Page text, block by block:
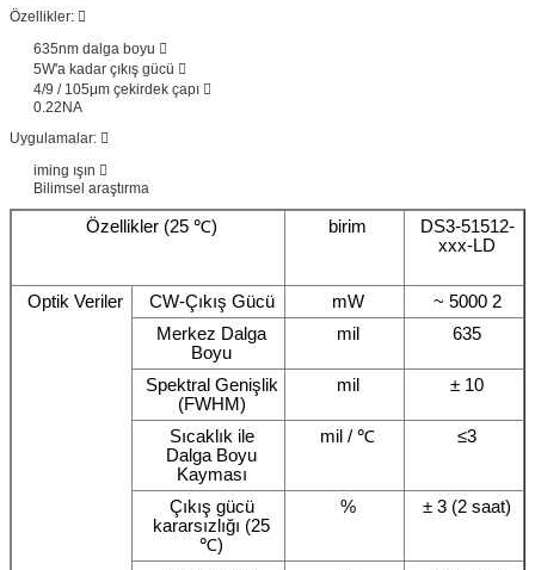
Özellikler: 
635nm dalga boyu 
5W'a kadar çıkış gücü 
4/9 / 105μm çekirdek çapı 
0.22NA
Uygulamalar: 
iming ışın 
Bilimsel araştırma
Özellikler (25 ℃) birim
DS3-51512-
xxx-LD
Optik Veriler CW-Çıkış Gücü mW
~ 5000 2
Merkez Dalga
Boyu
mil 635
Spektral Genişlik
(FWHM)
mil ± 10
Sıcaklık ile
Dalga Boyu
Kayması
mil / ℃ ≤3
Çıkış gücü
kararsızlığı (25
℃)
% ± 3 (2 saat)